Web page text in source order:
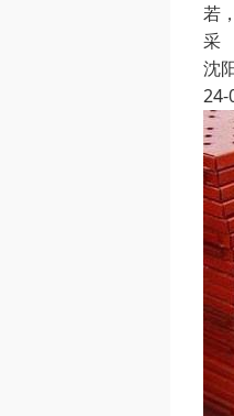
若
采
沈
24-